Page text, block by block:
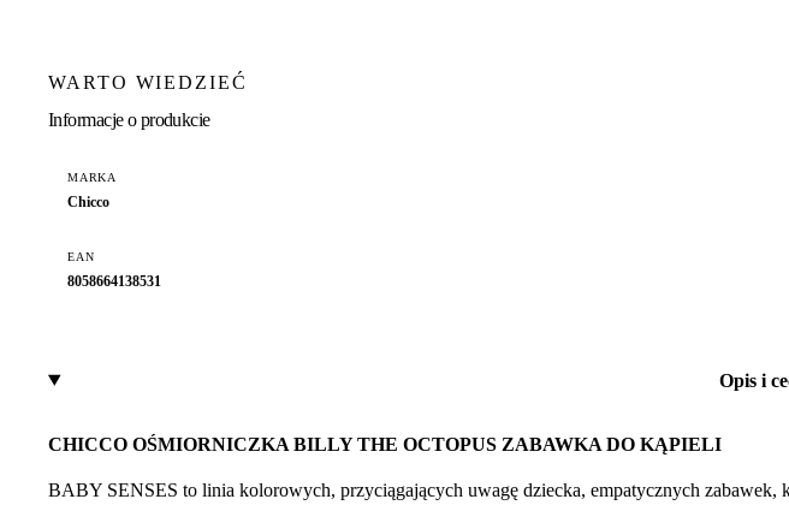
WARTO WIEDZIEĆ
Informacje o produkcie
MARKA
Chicco
EAN
8058664138531
Opis i
CHICCO OŚMIORNICZKA BILLY THE OCTOPUS ZABAWKA DO KĄPIELI
BABY SENSES to linia kolorowych, przyciągających uwagę dziecka, empatycznych